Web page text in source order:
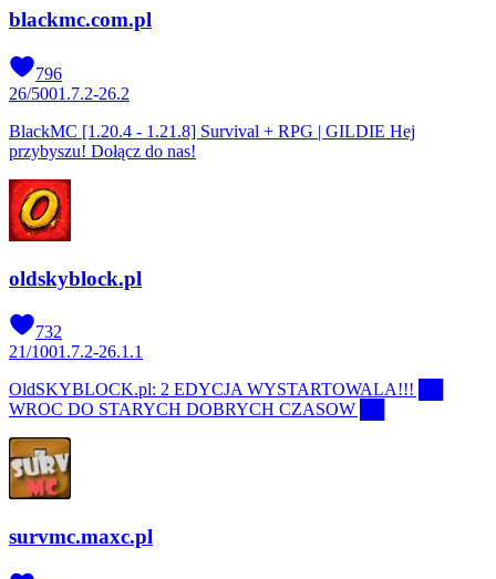
blackmc.com.pl
796
26/5001.7.2-26.2
BlackMC [1.20.4 - 1.21.8] Survival + RPG | GILDIE Hej
przybyszu! Dołącz do nas!
oldskyblock.pl
732
21/1001.7.2-26.1.1
OldSKYBLOCK.pl: 2 EDYCJA WYSTARTOWALA!!! ██
WROC DO STARYCH DOBRYCH CZASOW ██
survmc.maxc.pl